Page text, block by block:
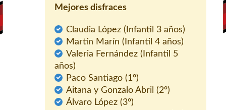
Mejores disfraces
Claudia López (Infantil 3 años)
Martín Marín (Infantil 4 años)
Valeria Fernández (Infantil 5
años)
Paco Santiago (1º)
Aitana y Gonzalo Abril (2º)
Álvaro López (3º)